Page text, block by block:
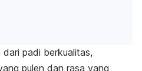
dari padi berkualitas,
pulen dan rasa yang